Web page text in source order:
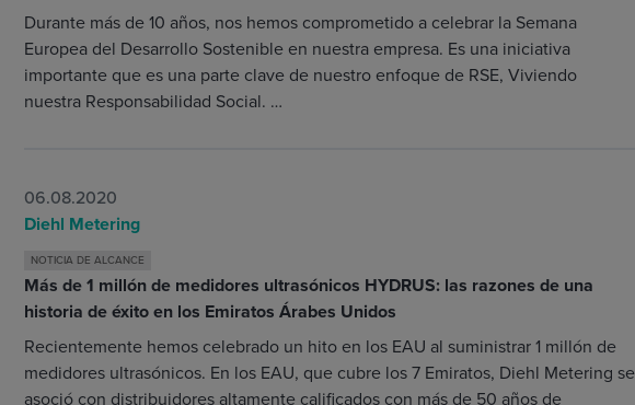
Durante más de 10 años, nos hemos comprometido a celebrar la Semana
Europea del Desarrollo Sostenible en nuestra empresa. Es una iniciativa
importante que es una parte clave de nuestro enfoque de RSE, Viviendo
nuestra Responsabilidad Social. …
06.08.2020
Diehl Metering
NOTICIA DE ALCANCE
Más de 1 millón de medidores ultrasónicos HYDRUS: las razones de una
historia de éxito en los Emiratos Árabes Unidos
Recientemente hemos celebrado un hito en los EAU al suministrar 1 millón de
medidores ultrasónicos. En los EAU, que cubre los 7 Emiratos, Diehl Metering se
asoció con distribuidores altamente calificados con más de 50 años de